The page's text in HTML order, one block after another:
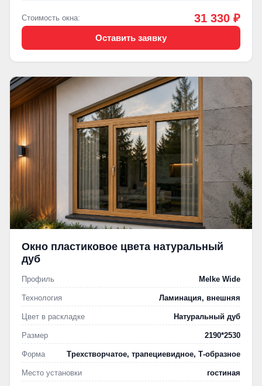
Стоимость окна: 31 330 ₽
Оставить заявку
Окно пластиковое цвета натуральный
дуб
Профиль Melke Wide
Технология Ламинация, внешняя
Цвет в раскладке Натуральный дуб
Размер 2190*2530
Форма Трехстворчатое, трапециевидное, Т-образное
Место установки гостиная